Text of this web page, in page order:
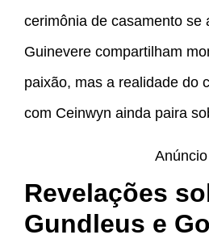
cerimônia de casamento se
Guinevere compartilham
paixão, mas a realidade do
com Ceinwyn ainda paira
Anúncio
Revelações
Gundleus e